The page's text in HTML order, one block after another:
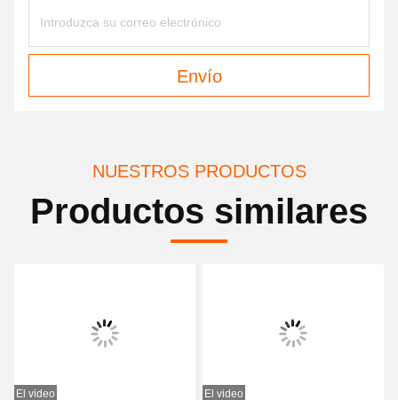
Envío
NUESTROS PRODUCTOS
Productos similares
El video El video